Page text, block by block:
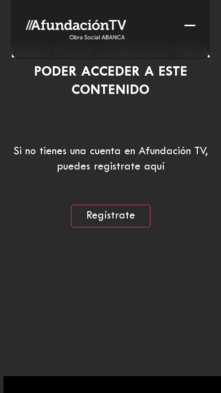
DEBES ESTAR LOGUEADO PARA
PODER ACCEDER A ESTE
CONTENIDO
Si no tienes una cuenta en Afundación TV,
puedes registrate aquí
Regístrate